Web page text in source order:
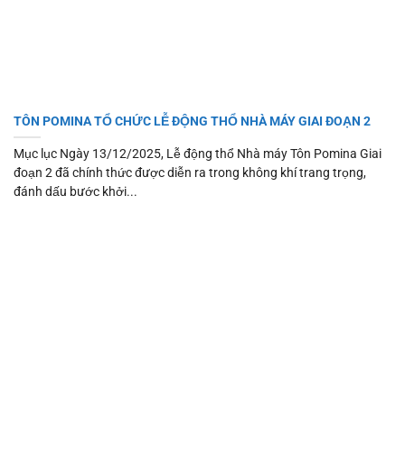
TÔN POMINA TỔ CHỨC LỄ ĐỘNG THỔ NHÀ MÁY GIAI ĐOẠN 2
Mục lục Ngày 13/12/2025, Lễ động thổ Nhà máy Tôn Pomina Giai
đoạn 2 đã chính thức được diễn ra trong không khí trang trọng,
đánh dấu bước khởi...